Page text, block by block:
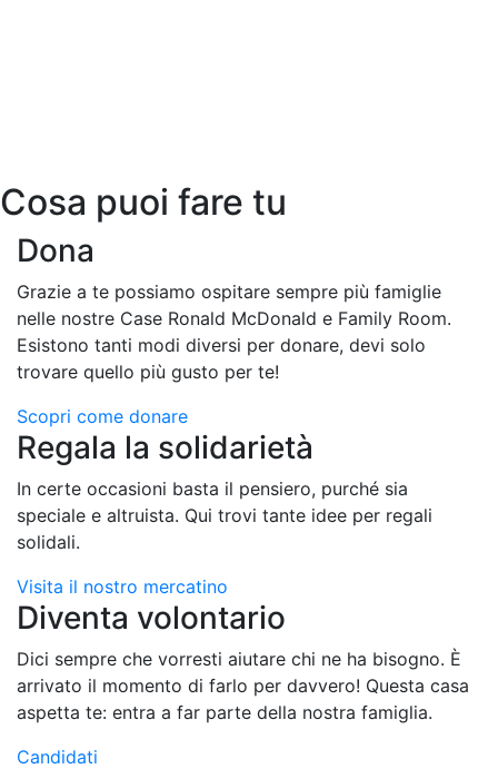
Cosa puoi fare tu
Dona
Grazie a te possiamo ospitare sempre più famiglie
nelle nostre Case Ronald McDonald e Family Room.
Esistono tanti modi diversi per donare, devi solo
trovare quello più gusto per te!
Scopri come donare
Regala la solidarietà
In certe occasioni basta il pensiero, purché sia
speciale e altruista. Qui trovi tante idee per regali
solidali.
Visita il nostro mercatino
Diventa volontario
Dici sempre che vorresti aiutare chi ne ha bisogno. È
arrivato il momento di farlo per davvero! Questa casa
aspetta te: entra a far parte della nostra famiglia.
Candidati